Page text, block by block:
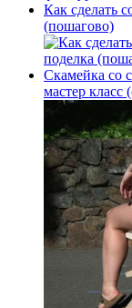
Как сделать
(пошагово)
Скамейка со
мастер класс